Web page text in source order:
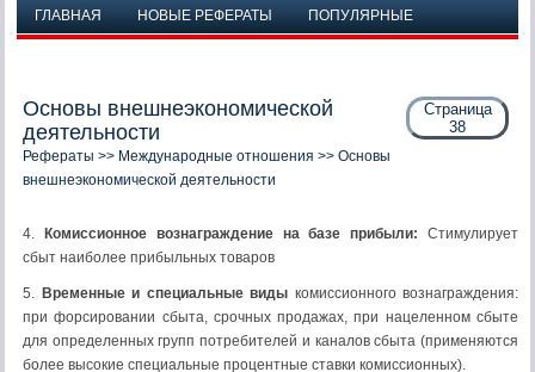
ГЛАВНАЯ НОВЫЕ РЕФЕРАТЫ
ПОПУЛЯРНЫЕ
Страница
38
Основы внешнеэкономической
деятельности
Рефераты >> Международные отношения >> Основы
внешнеэкономической деятельности
4. Комиссионное вознаграждение на базе прибыли:Стимулирует
сбыт наиболее прибыльных товаров
5. Временные и специальные виды комиссионного вознаграждения:
при форсировании сбыта, срочных продажах, при нацеленном сбыте
для определенных групп потребителей и каналов сбыта (применяются
более высокие специальные процентные ставки комиссионных).